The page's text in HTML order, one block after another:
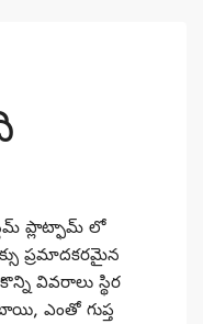
ప్లాట్ఫామ్ లో
ప్రమాదకరమైన
వివరాలు స్థిర
ఎంతో గుప్త